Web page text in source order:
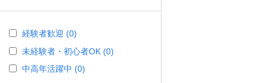
経験者歓迎 (0)
未経験者・初心者OK (0)
中高年活躍中 (0)